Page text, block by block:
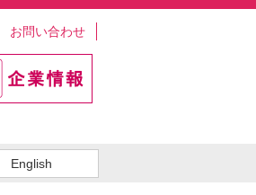
お問い合わせ
English